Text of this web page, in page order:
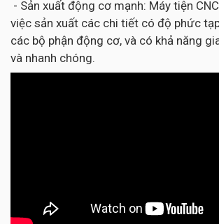
- Sản xuất động cơ mạnh: Máy tiện
việc sản xuất các chi tiết có độ phức
các bộ phận động cơ, và có khả năng
và nhanh chóng.